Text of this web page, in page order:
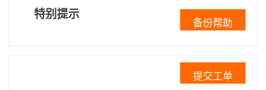
特别提示
备份帮助
提交工单